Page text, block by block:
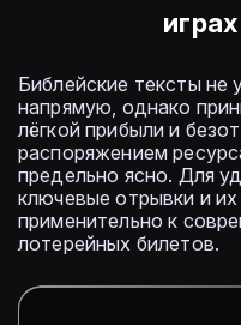
Библейские тексты не
напрямую, однако
лёгкой прибыли и
распоряжением
предельно ясно. Для
ключевые отрывки и их
применительно к
лотерейных билетов.